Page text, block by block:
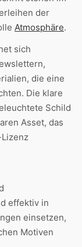
der
Atmosphäre.
sich
die eine
Die klare
Schild
Asset, das
effektiv in
einsetzen,
Motiven